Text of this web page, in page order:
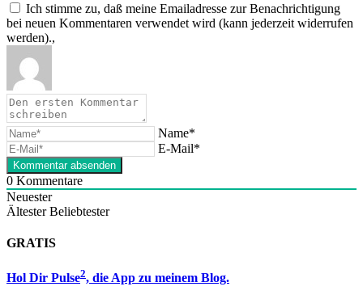
Ich stimme zu, daß meine Emailadresse zur Benachrichtigung
bei neuen Kommentaren verwendet wird (kann jederzeit widerrufen
werden).,
Name*
E-Mail*
0 Kommentare
Neuester
Ältester Beliebtester
GRATIS
Hol Dir Pulse2, die App zu meinem Blog.